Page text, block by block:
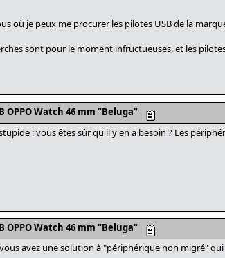
où je peux me procurer les pilotes USB de la
sont pour le moment infructueuses, et les
OPPO Watch 46 mm "Beluga"
: vous êtes sûr qu'il y en a besoin ? Les
OPPO Watch 46 mm "Beluga"
avez une solution à "périphérique non migré"